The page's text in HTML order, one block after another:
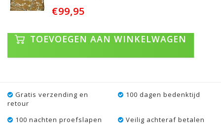
€99,95
TOEVOEGEN AAN WINKELWAGEN
Gratis verzending en
retour
100 dagen bedenktijd
100 nachten proefslapen Veilig achteraf betalen